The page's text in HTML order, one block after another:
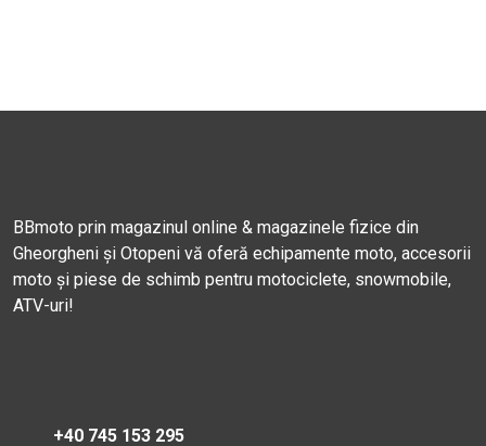
BBmoto prin magazinul online & magazinele fizice din
Gheorgheni și Otopeni vă oferă echipamente moto, accesorii
moto și piese de schimb pentru motociclete, snowmobile,
ATV-uri!
+40 745 153 295